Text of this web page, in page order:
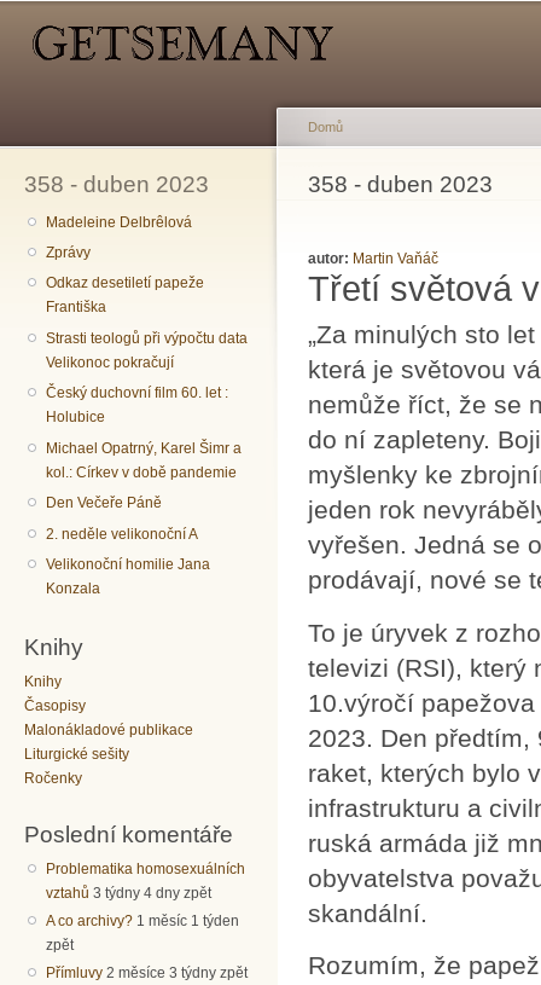
358 - duben 2023
Madeleine Delbrêlová
Zprávy
Odkaz desetiletí papeže
Františka
Strasti teologů při výpočtu data
Velikonoc pokračují
Český duchovní film 60. let :
Holubice
Michael Opatrný, Karel Šimr a
kol.: Církev v době pandemie
Den Večeře Páně
2. neděle velikonoční A
Velikonoční homilie Jana
Konzala
Knihy
Knihy
Časopisy
Malonákladové publikace
Liturgické sešity
Ročenky
Poslední komentáře
Problematika homosexuálních
vztahů 3 týdny 4 dny zpět
A co archivy? 1 měsíc 1 týden
zpět
Přímluvy 2 měsíce 3 týdny zpět
Jste zde
Domů
358 - duben 2023
autor: Martin Vaňáč
Třetí světová
„Za minulých sto
která je světovou
nemůže říct, že se
do ní zapleteny.
myšlenky ke
jeden rok
vyřešen. Jedná se
prodávají, nové se
To je úryvek z
televizi (RSI), který
10.výročí
2023. Den
raket, kterých bylo
infrastrukturu a
ruská armáda již
obyvatelstva
skandální.
Rozumím, že